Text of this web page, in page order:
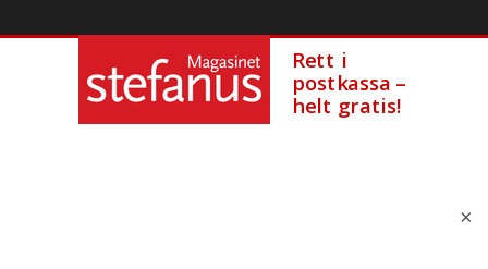
×